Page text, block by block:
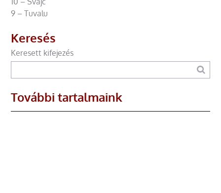
9 – Tuvalu
Keresés
Keresett kifejezés
További tartalmaink